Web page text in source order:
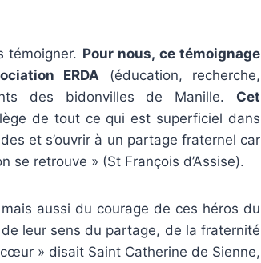
témoigner. Pour nous, ce témoignage
ERDA (éducation, recherche,
des bidonvilles de Manille. Cet
de tout ce qui est superficiel dans
et s’ouvrir à un partage fraternel car
se retrouve » (St François d’Assise).
aussi du courage de ces héros du
leur sens du partage, de la fraternité
» disait Saint Catherine de Sienne,